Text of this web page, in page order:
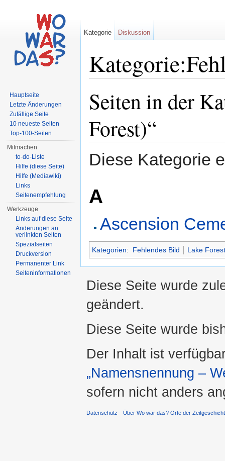
Seiten in der
Forest)“
Diese Kategorie
A
Ascension
Kategorien: Fehlendes Bild Lake Forest
Kategorie Diskussion
Hauptseite
Letzte Änderungen
Zufällige Seite
10 neueste Seiten
Top-100-Seiten
Mitmachen
to-do-Liste
Hilfe (diese Seite)
Hilfe (Mediawiki)
Links
Seitenempfehlung
Werkzeuge
Links auf diese Seite
Änderungen an
verlinkten Seiten
Spezialseiten
Druckversion
Permanenter Link
Seiteninformationen
Diese Seite wurde
geändert.
Diese Seite wurde
Der Inhalt ist
„Namensnennung –
sofern nicht anders
Datenschutz Über Wo war das? Orte der